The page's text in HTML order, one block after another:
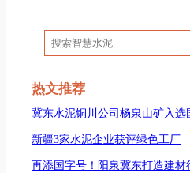
搜
索
热文推荐
冀东水泥铜川公司杨泉山矿入选
新疆3家水泥企业获评绿色工厂
再添国字号！阳泉冀东打造建